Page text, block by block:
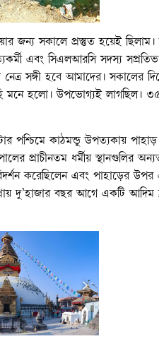
জন্য সকালে প্রস্তুত হয়েই
এবং সিএলআরসি সদস্য
সঙ্গী হবে আমাদের। সকালের
মনে হলো। উপভোগ্যই লাগছিল।
পশ্চিমে কাঠমন্ডু উপত্যকায়
প্রাচীনতম ধর্মীয় স্থানগুলির
করেছিলেন এবং পাহাড়ের উপর
দু’হাজার বছর আগে একটি